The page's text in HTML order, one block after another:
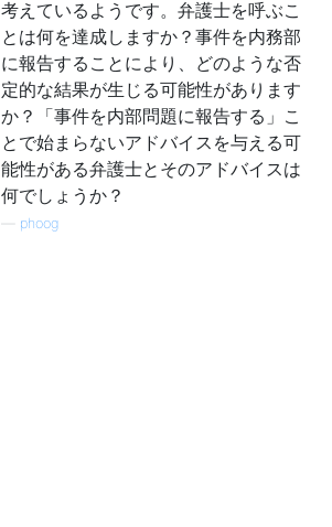
考えているようです。弁護士を呼ぶこ
とは何を達成しますか？事件を内務部
に報告することにより、どのような否
定的な結果が生じる可能性があります
か？「事件を内部問題に報告する」こ
とで始まらないアドバイスを与える可
能性がある弁護士とそのアドバイスは
何でしょうか？
phoog